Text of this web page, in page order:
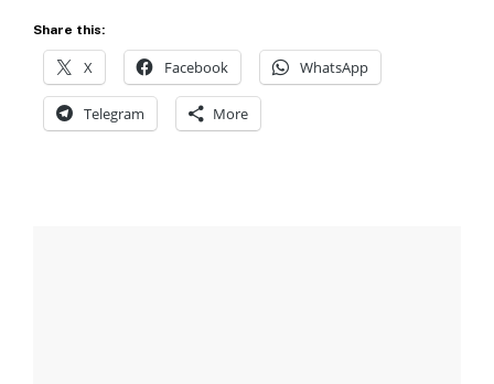
Share this:
X Facebook WhatsApp
Telegram More